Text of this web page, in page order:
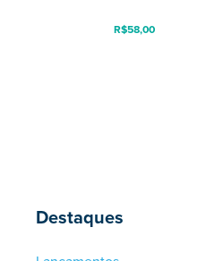
Destaques
R$58,00